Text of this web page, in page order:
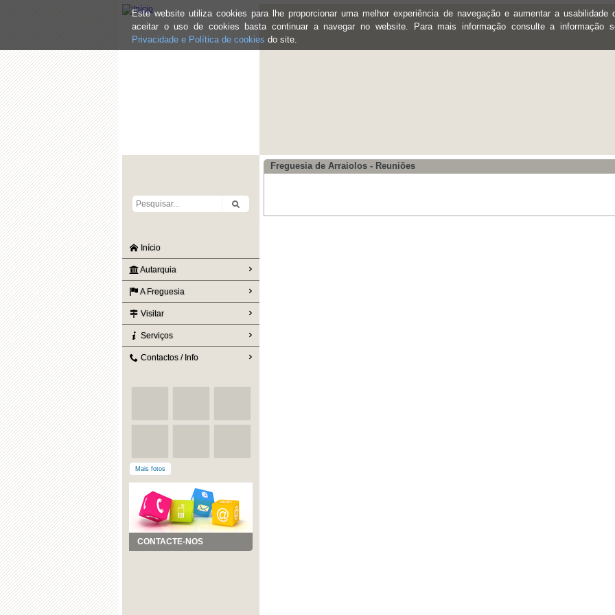
Este website utiliza cookies para lhe proporcionar uma melhor experiência de navegação e aumentar a usabilidade
aceitar o uso de cookies basta continuar a navegar no website. Para mais informação consulte a informação
Privacidade e Política de cookies do site.
Início
Autarquia
A Freguesia
Visitar
Serviços
Contactos / Info
Mais fotos
CONTACTE-NOS
Freguesia de Arraiolos - Reuniões